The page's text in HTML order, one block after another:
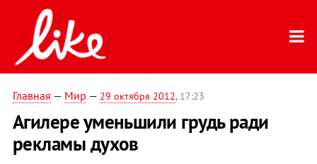
Главная — Мир — 29 октября 2012, 17:23
Агилере уменьшили грудь ради
рекламы духов